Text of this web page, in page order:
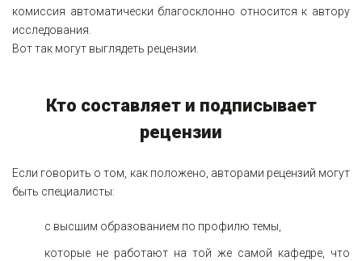
комиссия автоматически благосклонно относится к автору
исследования.
Вот так могут выглядеть рецензии.
Кто составляет и подписывает
рецензии
Если говорить о том, как положено, авторами рецензий могут
быть специалисты:
с высшим образованием по профилю темы,
которые не работают на той же самой кафедре, что